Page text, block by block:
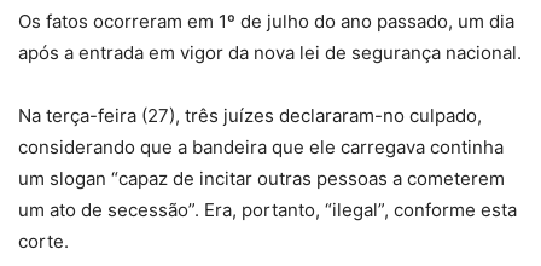
Os fatos ocorreram em 1º de julho do ano passado, um dia
após a entrada em vigor da nova lei de segurança nacional.
Na terça-feira (27), três juízes declararam-no culpado,
considerando que a bandeira que ele carregava continha
um slogan “capaz de incitar outras pessoas a cometerem
um ato de secessão”. Era, portanto, “ilegal”, conforme esta
corte.